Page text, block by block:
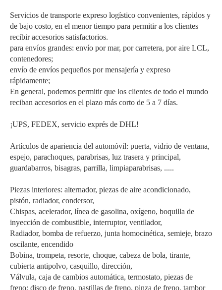
Servicios de transporte expreso logístico convenientes, rápidos y
de bajo costo, en el menor tiempo para permitir a los clientes
recibir accesorios satisfactorios.
para envíos grandes: envío por mar, por carretera, por aire LCL,
contenedores;
envío de envíos pequeños por mensajería y expreso
rápidamente;
En general, podemos permitir que los clientes de todo el mundo
reciban accesorios en el plazo más corto de 5 a 7 días.
¡UPS, FEDEX, servicio exprés de DHL!
Artículos de apariencia del automóvil: puerta, vidrio de ventana,
espejo, parachoques, parabrisas, luz trasera y principal,
guardabarros, bisagras, parrilla, limpiaparabrisas, .....
Piezas interiores: alternador, piezas de aire acondicionado,
pistón, radiador, condersor,
Chispas, acelerador, línea de gasolina, oxígeno, boquilla de
inyección de combustible, interruptor, ventilador,
Radiador, bomba de refuerzo, junta homocinética, semieje, brazo
oscilante, encendido
Bobina, trompeta, resorte, choque, cabeza de bola, tirante,
cubierta antipolvo, casquillo, dirección,
Válvula, caja de cambios automática, termostato, piezas de
freno: disco de freno, pastillas de freno, pinza de freno, tambor